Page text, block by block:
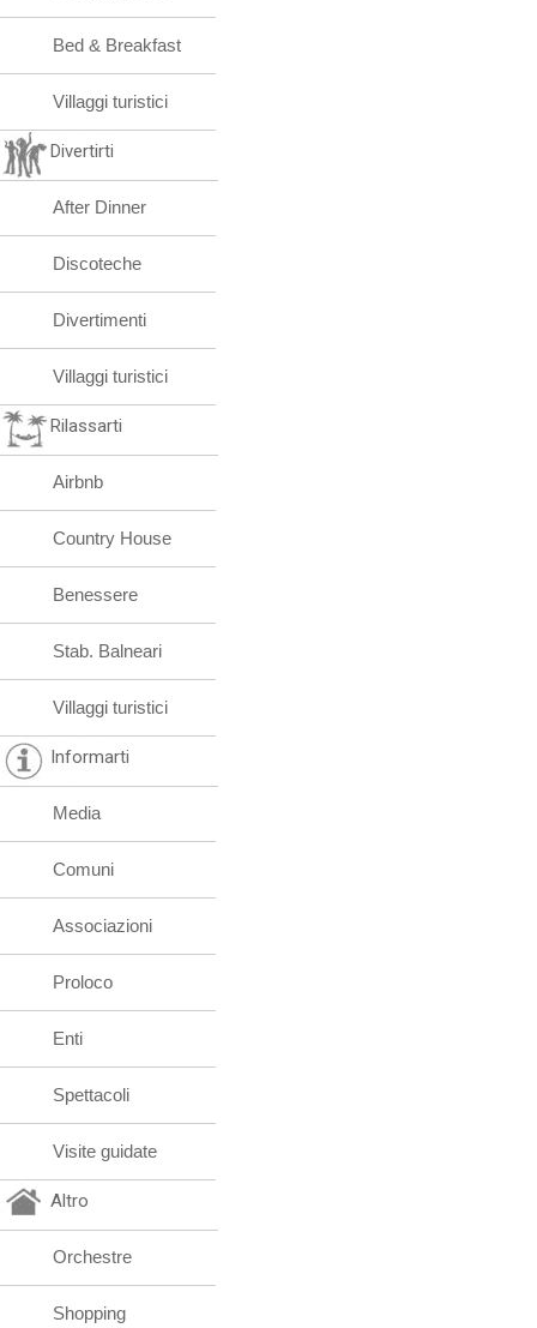
Bed & Breakfast
Villaggi turistici
Divertirti
After Dinner
Discoteche
Divertimenti
Villaggi turistici
Rilassarti
Airbnb
Country House
Benessere
Stab. Balneari
Villaggi turistici
Informarti
Media
Comuni
Associazioni
Proloco
Enti
Spettacoli
Visite guidate
Altro
Orchestre
Shopping